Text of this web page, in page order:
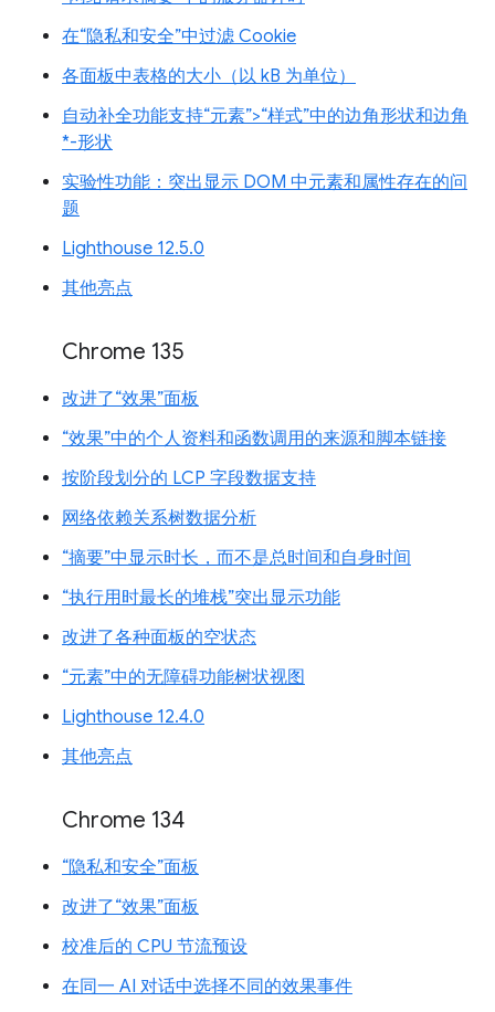
在“隐私和安全”中过滤 Cookie
各面板中表格的大小（以 kB 为单位）
自动补全功能支持“元素”>“样式”中的边角形状和边角
*-形状
实验性功能：突出显示 DOM 中元素和属性存在的问
题
Lighthouse 12.5.0
其他亮点
Chrome 135
改进了“效果”面板
“效果”中的个人资料和函数调用的来源和脚本链接
按阶段划分的 LCP 字段数据支持
网络依赖关系树数据分析
“摘要”中显示时长，而不是总时间和自身时间
“执行用时最长的堆栈”突出显示功能
改进了各种面板的空状态
“元素”中的无障碍功能树状视图
Lighthouse 12.4.0
其他亮点
Chrome 134
“隐私和安全”面板
改进了“效果”面板
校准后的 CPU 节流预设
在同一 AI 对话中选择不同的效果事件